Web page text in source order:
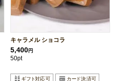
キャラメル ショコラ
5,400円
50pt